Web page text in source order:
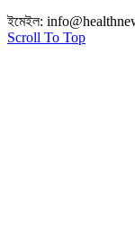
ইমেইল:
Scroll To Top